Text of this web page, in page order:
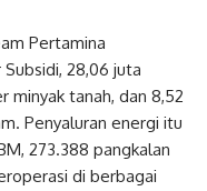
Pertamina
28,06 juta
tanah, dan 8,52
Penyaluran energi itu
273.388 pangkalan
di berbagai